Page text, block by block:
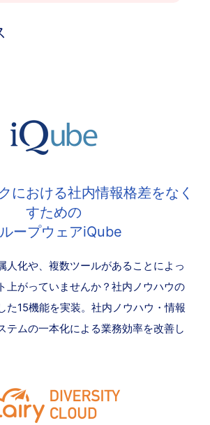
における社内情報格差をなく
すための
ープウェアiQube
人化や、複数ツールがあることによっ
上がっていませんか？社内ノウハウの
た15機能を実装。社内ノウハウ・情報
テムの一本化による業務効率を改善し